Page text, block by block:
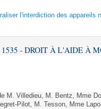
l'interdiction des appareils
1535 - DROIT À L'AIDE À
M. Villedieu, M. Bentz, Mme
Pilot, M. Tesson, Mme